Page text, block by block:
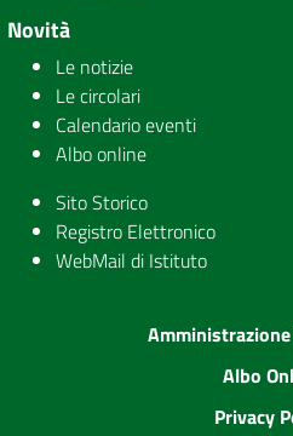
Novità
Le notizie
Le circolari
Calendario eventi
Albo online
Sito Storico
Registro Elettronico
WebMail di Istituto
Albo
Privacy